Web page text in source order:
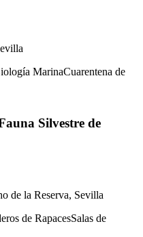
MarinaCuarentena de
Silvestre de
de la Reserva, Sevilla
de RapacesSalas de